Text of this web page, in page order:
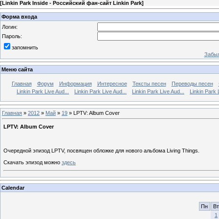
[Linkin Park Inside - Российский фан-сайт Linkin Park]
Форма входа
Логин:
Пароль:
запомнить
Меню сайта
Главная Форум Информация Интересное Тексты песен Переводы песен
Linkin Park Live Aud...
Linkin Park Live Aud... Linkin Park Live Aud... Linkin Park
Главная » 2012 » Май » 19 » LPTV: Album Cover
LPTV: Album Cover
Очередной эпизод LPTV, посвящен обложке для нового альбома Living Things.
Скачать эпизод можно здесь
Calendar
Пн
Вт
1